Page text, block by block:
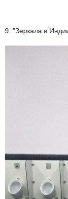
9. "Зеркала в